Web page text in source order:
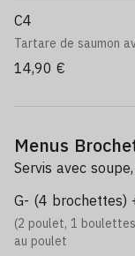
C4
Tartare de saumon
14,90 €
Menus
Servis avec
G- (4 brochettes)
(2 poulet, 1
au poulet